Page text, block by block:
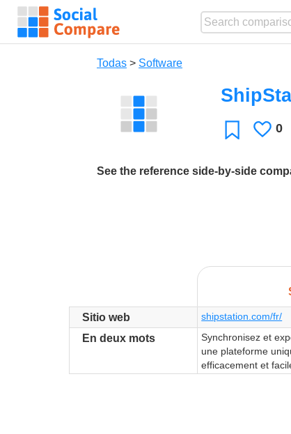
Todas > Software
Favoritos
Le
0
See the reference side-by-side
Sitio web shipstation.com/fr/
En deux mots
Synchronisez et
une plateforme
efficacement et